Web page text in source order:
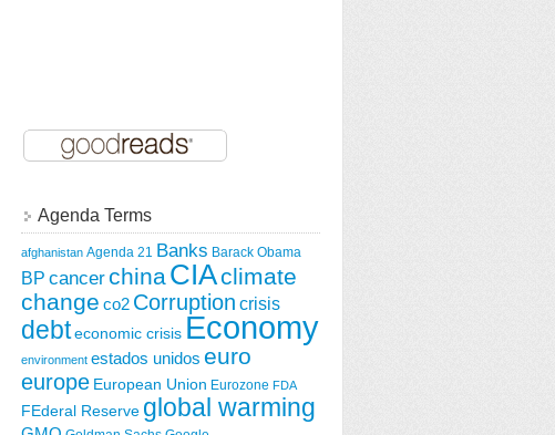
Agenda Terms
afghanistan Agenda 21 Banks Barack Obama
BP cancerchinaCIAclimate
change co2 Corruption crisis
debteconomic crisis Economy
environment estados unidos euro
europe European Union Eurozone FDA
FEderal Reserve global warming